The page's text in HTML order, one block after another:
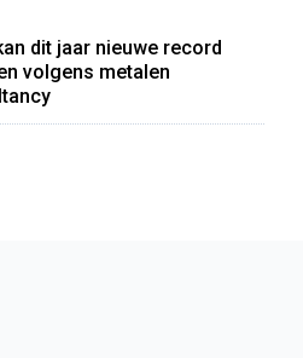
dit jaar nieuwe record
volgens metalen